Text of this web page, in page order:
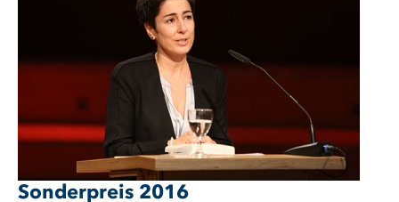
Sonderpreis 2016